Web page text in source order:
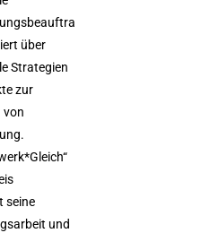
über
Strategien
zur
von
seine
und